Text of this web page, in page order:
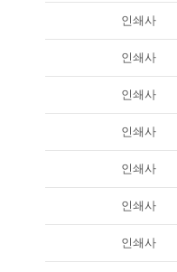
인쇄사
인쇄사
인쇄사
인쇄사
인쇄사
인쇄사
인쇄사